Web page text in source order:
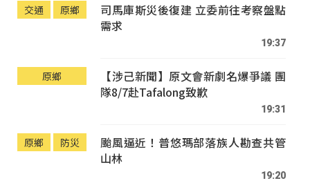
交通 原鄉
司馬庫斯災後復建 立委前往考察盤點
需求
19:37
原鄉
【涉己新聞】原文會新劇名爆爭議 團
隊8/7赴Tafalong致歉
19:31
原鄉 防災
颱風逼近！普悠瑪部落族人勘查共管
山林
19:20